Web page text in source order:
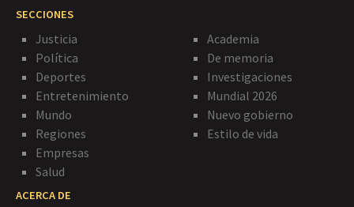
SECCIONES
Justicia
Política
Deportes
Entretenimiento
Mundo
Regiones
Empresas
Salud
Academia
De memoria
Investigaciones
Mundial 2026
Nuevo gobierno
Estilo de vida
ACERCA DE